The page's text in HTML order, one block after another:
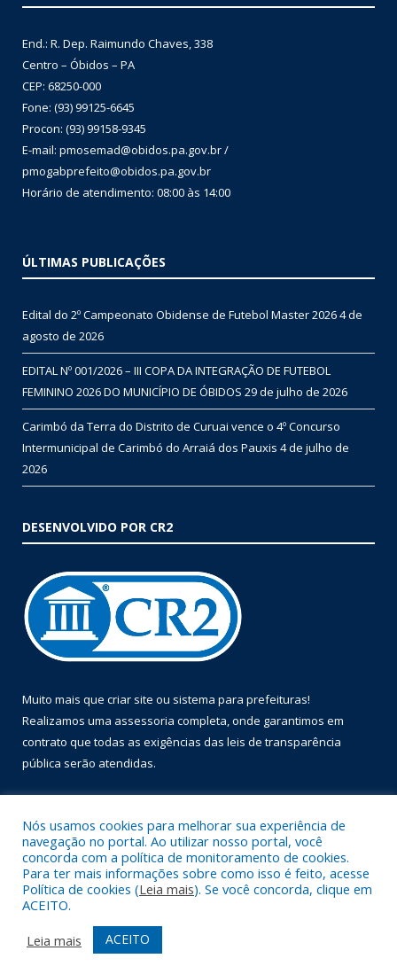
End.: R. Dep. Raimundo Chaves, 338
Centro – Óbidos – PA
CEP: 68250-000
Fone: (93) 99125-6645
Procon: (93) 99158-9345
E-mail: pmosemad@obidos.pa.gov.br /
pmogabprefeito@obidos.pa.gov.br
Horário de atendimento: 08:00 às 14:00
ÚLTIMAS PUBLICAÇÕES
Edital do 2º Campeonato Obidense de Futebol Master 20264 de
agosto de 2026
EDITAL Nº 001/2026 – III COPA DA INTEGRAÇÃO DE FUTEBOL
FEMININO 2026 DO MUNICÍPIO DE ÓBIDOS 29 de julho de 2026
Carimbó da Terra do Distrito de Curuai vence o 4º Concurso
Intermunicipal de Carimbó do Arraiá dos Pauxis 4 de julho de
2026
DESENVOLVIDO POR CR2
Muito mais que criar site ou sistema para prefeituras!
Realizamos uma assessoria completa, onde garantimos em
contrato que todas as exigências das leis de transparência
pública serão atendidas.
Todos os direitos reservados a Prefeitura Municipal de Óbidos.
Mapa do Site
Acessar Área Administrativa
Acessar Webmail
Nós usamos cookies para melhorar sua experiência de
navegação no portal. Ao utilizar nosso portal, você
concorda com a política de monitoramento de cookies.
Para ter mais informações sobre como isso é feito, acesse
Política de cookies (Leia mais). Se você concorda, clique em
ACEITO.
Leia mais
ACEITO